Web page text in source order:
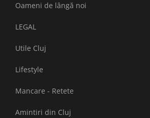
Oameni de lângă noi
LEGAL
Utile Cluj
Lifestyle
Mancare - Retete
Amintiri din Cluj